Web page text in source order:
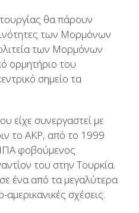
θα πάρουν
των Μορμόνων
των Μορμόνων
ορμητήριο του
σημείο τα
είχε συνεργαστεί με
το ΑΚΡ, από το 1999
φοβούμενος
του στην Τουρκία.
ένα από τα μεγαλύτερα
σχέσεις.